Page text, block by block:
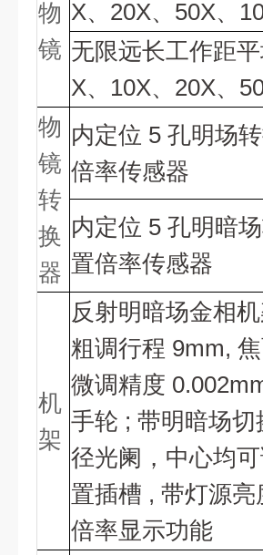
物
镜
X、20X、50X、
无限远长工作距
X、10X、20X、
物
镜
转
换
器
内定位 5 孔明场
倍率传感器
内定位 5 孔明暗
置倍率传感器
机
架
反射明暗场金相
粗调行程 9mm,
微调精度
手轮 ; 带明暗场
径光阑，中心均
置插槽 , 带灯源
倍率显示功能